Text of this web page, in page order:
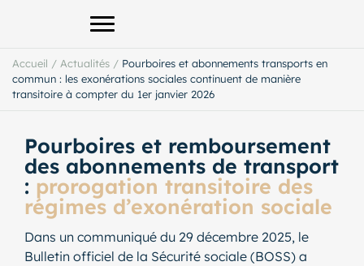
Afficher le menu principal
Accueil / Actualités / Pourboires et abonnements transports en
commun : les exonérations sociales continuent de manière
transitoire à compter du 1er janvier 2026
Pourboires et remboursement
des abonnements de transport
: prorogation transitoire des
régimes d’exonération sociale
Dans un communiqué du 29 décembre 2025, le
Bulletin officiel de la Sécurité sociale (BOSS) a